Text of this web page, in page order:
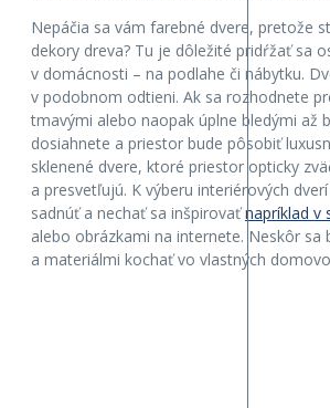
Nepáčia sa vám farebné dvere, pretože
dekory dreva? Tu je dôležité pridŕžať sa
v domácnosti – na podlahe či nábytku.
v podobnom odtieni. Ak sa rozhodnete
tmavými alebo naopak úplne bledými až
dosiahnete a priestor bude pôsobiť
sklenené dvere, ktoré priestor opticky
a presvetľujú. K výberu interiérových
sadnúť a nechať sa inšpirovaťnapríklad v
alebo obrázkami na internete. Neskôr sa
a materiálmi kochať vo vlastných